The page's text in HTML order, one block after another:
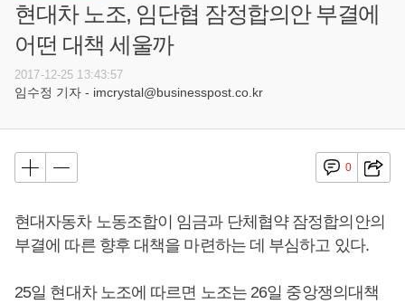
현대차 노조, 임단협 잠정합의안 부결에
어떤 대책 세울까
2017-12-25 13:43:57
임수정 기자 - imcrystal@businesspost.co.kr
0
현대자동차 노동조합이 임금과 단체협약 잠정합의안의
부결에 따른 향후 대책을 마련하는 데 부심하고 있다.
25일 현대차 노조에 따르면 노조는 26일 중앙쟁의대책